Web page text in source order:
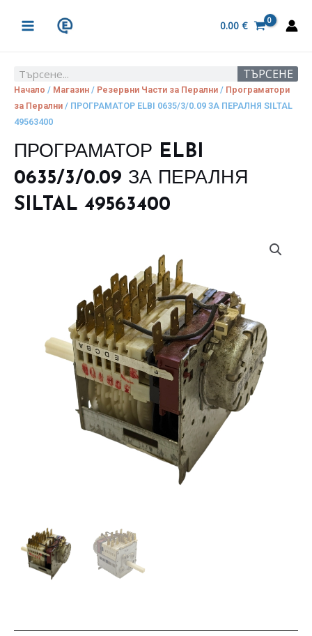
MENU
0.00 €
Search ТЪРСЕНЕ
Начало / Магазин / Резервни Части за Перални / Програматори
за Перални / ПРОГРАМАТОР ELBI 0635/3/0.09 ЗА ПЕРАЛНЯ SILTAL
49563400
ПРОГРАМАТОР ELBI
0635/3/0.09 ЗА ПЕРАЛНЯ
SILTAL 49563400